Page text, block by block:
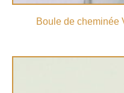
Boule de cheminée